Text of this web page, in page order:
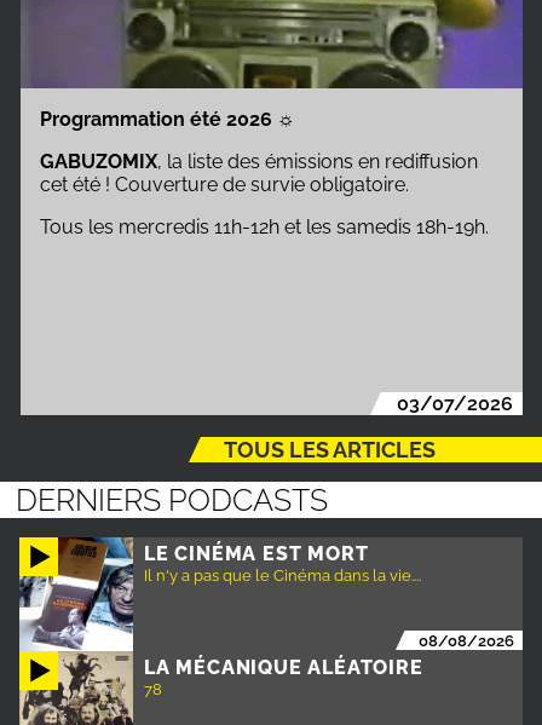
Programmation été 2026 ☼
GABUZOMIX, la liste des émissions en rediffusion
cet été ! Couverture de survie obligatoire.
Tous les mercredis 11h-12h et les samedis 18h-19h.
03/07/2026
TOUS LES ARTICLES
DERNIERS PODCASTS
LE CINÉMA EST MORT
Il n'y a pas que le Cinéma dans la vie....
08/08/2026
LA MÉCANIQUE ALÉATOIRE
78